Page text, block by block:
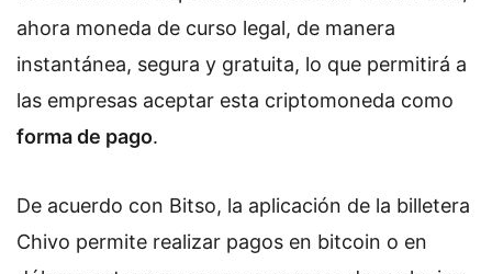
ahora moneda de curso legal, de manera
instantánea, segura y gratuita, lo que permitirá a
las empresas aceptar esta criptomoneda como
forma de pago.
De acuerdo con Bitso, la aplicación de la billetera
Chivo permite realizar pagos en bitcoin o en